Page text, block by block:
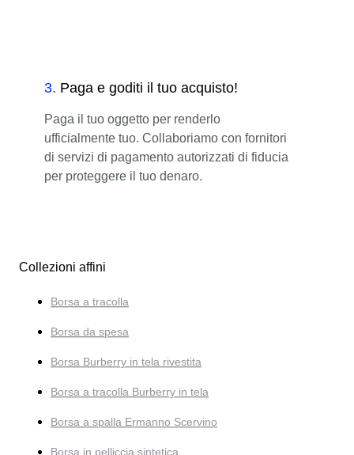
3. Paga e goditi il tuo acquisto!
Paga il tuo oggetto per renderlo
ufficialmente tuo. Collaboriamo con fornitori
di servizi di pagamento autorizzati di fiducia
per proteggere il tuo denaro.
Collezioni affini
Borsa a tracolla
Borsa da spesa
Borsa Burberry in tela rivestita
Borsa a tracolla Burberry in tela
Borsa a spalla Ermanno Scervino
Borsa in pelliccia sintetica